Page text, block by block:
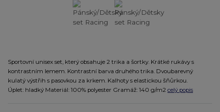
Sportovní unisex set, který obsahuje 2 trika a šortky. Krátké rukávy s
kontrastním lemem. Kontrastní barva druhého trika. Dvoubarevný
kulatý výstřih s pasovkou za krkem. Kalhoty s elastickou šňůrkou.
Úplet: hladký Materiál: 100% polyester Gramáž: 140 g/m2 celý popis